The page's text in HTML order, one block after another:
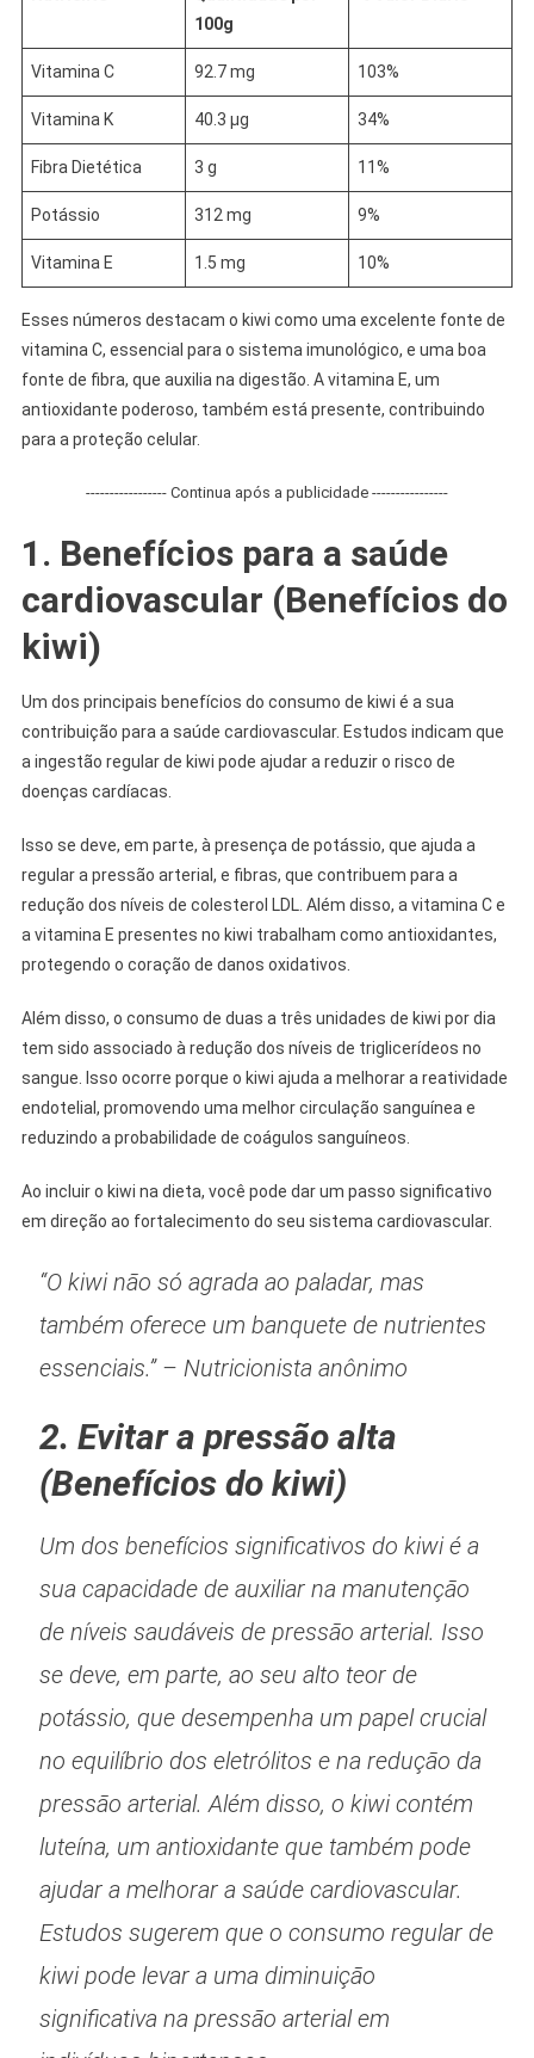
100g
Vitamina C 92.7 mg 103%
Vitamina K 40.3 µg 34%
Fibra Dietética 3 g 11%
Potássio 312 mg 9%
Vitamina E 1.5 mg 10%
Esses números destacam o kiwi como uma excelente fonte de
vitamina C, essencial para o sistema imunológico, e uma boa
fonte de fibra, que auxilia na digestão. A vitamina E, um
antioxidante poderoso, também está presente, contribuindo
para a proteção celular.
----------------- Continua após a publicidade ----------------
1. Benefícios para a saúde
cardiovascular (Benefícios do
kiwi)
Um dos principais benefícios do consumo de kiwi é a sua
contribuição para a saúde cardiovascular. Estudos indicam que
a ingestão regular de kiwi pode ajudar a reduzir o risco de
doenças cardíacas.
Isso se deve, em parte, à presença de potássio, que ajuda a
regular a pressão arterial, e fibras, que contribuem para a
redução dos níveis de colesterol LDL. Além disso, a vitamina C e
a vitamina E presentes no kiwi trabalham como antioxidantes,
protegendo o coração de danos oxidativos.
Além disso, o consumo de duas a três unidades de kiwi por dia
tem sido associado à redução dos níveis de triglicerídeos no
sangue. Isso ocorre porque o kiwi ajuda a melhorar a reatividade
endotelial, promovendo uma melhor circulação sanguínea e
reduzindo a probabilidade de coágulos sanguíneos.
Ao incluir o kiwi na dieta, você pode dar um passo significativo
em direção ao fortalecimento do seu sistema cardiovascular.
“O kiwi não só agrada ao paladar, mas
também oferece um banquete de nutrientes
essenciais.” – Nutricionista anônimo
2. Evitar a pressão alta
(Benefícios do kiwi)
Um dos benefícios significativos do kiwi é a
sua capacidade de auxiliar na manutenção
de níveis saudáveis de pressão arterial. Isso
se deve, em parte, ao seu alto teor de
potássio, que desempenha um papel crucial
no equilíbrio dos eletrólitos e na redução da
pressão arterial. Além disso, o kiwi contém
luteína, um antioxidante que também pode
ajudar a melhorar a saúde cardiovascular.
Estudos sugerem que o consumo regular de
kiwi pode levar a uma diminuição
significativa na pressão arterial em